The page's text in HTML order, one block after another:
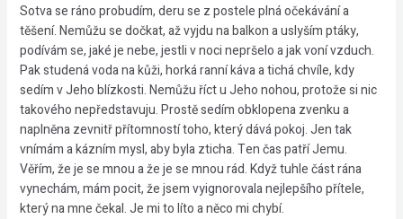
Sotva se ráno probudím, deru se z postele plná očekávání a
těšení. Nemůžu se dočkat, až vyjdu na balkon a uslyším ptáky,
podívám se, jaké je nebe, jestli v noci nepršelo a jak voní vzduch.
Pak studená voda na kůži, horká ranní káva a tichá chvíle, kdy
sedím v Jeho blízkosti. Nemůžu říct u Jeho nohou, protože si nic
takového nepředstavuju. Prostě sedím obklopena zvenku a
naplněna zevnitř přítomností toho, který dává pokoj. Jen tak
vnímám a kázním mysl, aby byla zticha. Ten čas patří Jemu.
Věřím, že je se mnou a že je se mnou rád. Když tuhle část rána
vynechám, mám pocit, že jsem vyignorovala nejlepšího přítele,
který na mne čekal. Je mi to líto a něco mi chybí.